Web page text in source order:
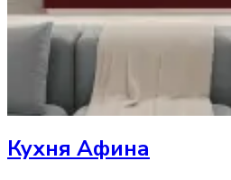
Кухня Афина